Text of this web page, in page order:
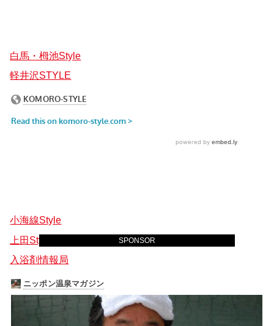
SPONSOR
白馬・栂池Style
軽井沢STYLE
小海線Style
上田Style
入浴剤情報局